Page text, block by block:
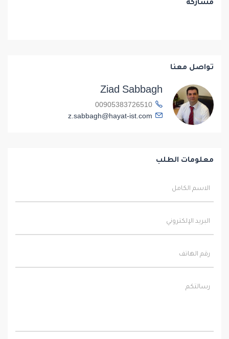
مشاركة
تواصل معنا
Ziad Sabbagh
z.sabbagh@hayat-ist.com
معلومات الطلب